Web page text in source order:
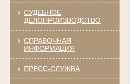
СУДЕБНОЕ
ДЕЛОПРОИЗВОДСТВО
СПРАВОЧНАЯ
ИНФОРМАЦИЯ
ПРЕСС-СЛУЖБА